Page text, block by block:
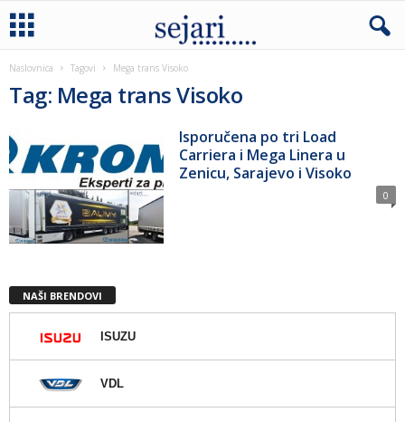
Naslovnica Tagovi Mega trans Visoko
Tag: Mega trans Visoko
Isporučena po tri Load
Carriera i Mega Linera u
Zenicu, Sarajevo i Visoko
0
NAŠI BRENDOVI
ISUZU
VDL